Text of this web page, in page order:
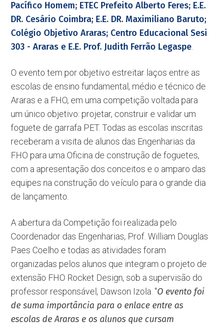
Pacífico Homem; ETEC Prefeito Alberto Feres; E.E.
DR. Cesário Coimbra; E.E. DR. Maximiliano Baruto;
Colégio Objetivo Araras; Centro Educacional Sesi
303 - Araras e E.E. Prof. Judith Ferrão Legaspe
O evento tem por objetivo estreitar laços entre as
escolas de ensino fundamental, médio e técnico de
Araras e a FHO, em uma competição voltada para
um único objetivo: projetar, construir e validar um
foguete de garrafa PET. Todas as escolas inscritas
receberam a visita de alunos das Engenharias da
FHO para uma Oficina de construção de foguetes,
com a apresentação dos conceitos e o amparo das
equipes na construção do veículo para o grande dia
de lançamento.
A abertura da Competição foi realizada pelo
Coordenador das Engenharias, Prof. William Douglas
Paes Coelho e todas as atividades foram
organizadas pelos alunos que integram o projeto de
extensão FHO Rocket Design, sob a supervisão do
professor responsável, Dawson Izola. ''O evento foi
de suma importância para o enlace entre as
escolas de Araras e os alunos que cursam